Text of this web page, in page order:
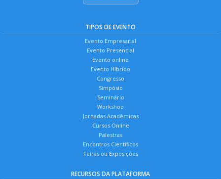
TIPOS DE EVENTO
Evento Empresarial
Evento Presencial
Evento online
Evento Híbrido
Congresso
Simpósio
Seminário
Workshop
Jornadas Acadêmicas
Cursos Online
Palestras
Encontros Científicos
Feiras ou Exposições
RECURSOS DA PLATAFORMA